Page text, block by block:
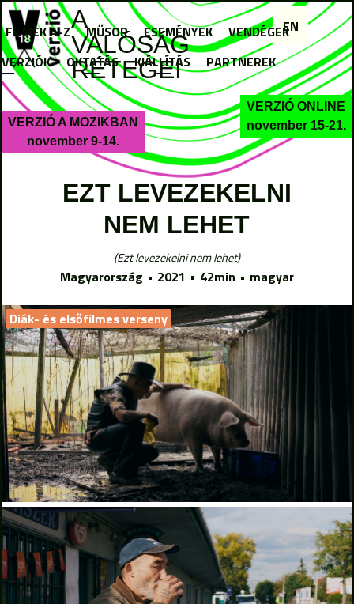
Jump to navigation
A
VALÓSÁG
RÉTEGEI
VERZIÓ A MOZIKBAN
november 9-14.
VERZIÓ ONLINE
november 15-21.
EZT LEVEZEKELNI
NEM LEHET
Ezt levezekelni nem lehet
Magyarország 2021 42min magyar
Diák- és elsőfilmes verseny
FILMEK A-Z MŰSOR ESEMÉNYEK
VENDÉGEK
OKTATÁS KIÁLLÍTÁS PARTNEREK
EN